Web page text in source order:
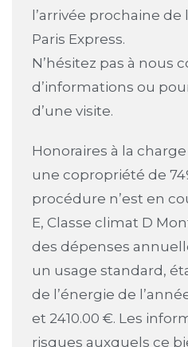
l’arrivée prochaine de
Paris Express.
N’hésitez pas à nous
d’informations ou
d’une visite.
Honoraires à la
une copropriété de
procédure n’est en
E, Classe climat D
des dépenses
un usage standard,
de l’énergie de
et 2410.00 €. Les
risques auxquels ce